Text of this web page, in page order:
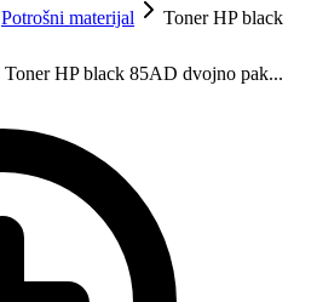
Potrošni materijal
Toner HP black
Toner HP black 85AD dvojno pak...